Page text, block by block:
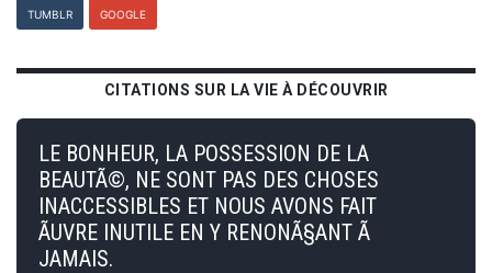
TUMBLR GOOGLE
CITATIONS SUR LA VIE À DÉCOUVRIR
LE BONHEUR, LA POSSESSION DE LA
BEAUTÃ©, NE SONT PAS DES CHOSES
INACCESSIBLES ET NOUS AVONS FAIT
ÃUVRE INUTILE EN Y RENONÃ§ANT Ã
JAMAIS.